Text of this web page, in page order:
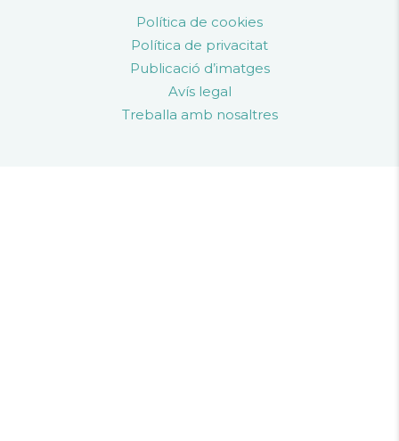
Política de cookies
Política de privacitat
Publicació d’imatges
Avís legal
Treballa amb nosaltres